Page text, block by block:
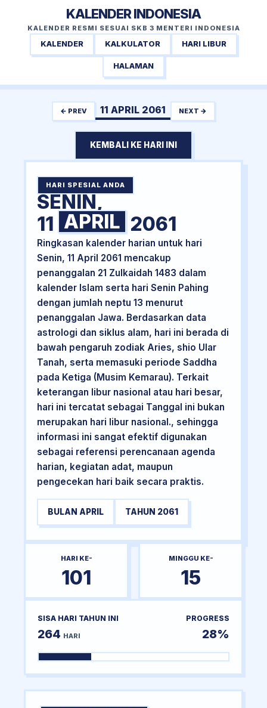
KALENDER INDONESIA
KALENDER RESMI SESUAI SKB 3 MENTERI INDONESIA
KALENDER KALKULATOR HARI LIBUR
HALAMAN
← PREV 11 APRIL 2061 NEXT →
KEMBALI KE HARI INI
HARI SPESIAL ANDA
SENIN,
11 APRIL 2061
Ringkasan kalender harian untuk hari
Senin, 11 April 2061 mencakup
penanggalan 21 Zulkaidah 1483 dalam
kalender Islam serta hari Senin Pahing
dengan jumlah neptu 13 menurut
penanggalan Jawa. Berdasarkan data
astrologi dan siklus alam, hari ini berada di
bawah pengaruh zodiak Aries, shio Ular
Tanah, serta memasuki periode Saddha
pada Ketiga (Musim Kemarau). Terkait
keterangan libur nasional atau hari besar,
hari ini tercatat sebagai Tanggal ini bukan
merupakan hari libur nasional., sehingga
informasi ini sangat efektif digunakan
sebagai referensi perencanaan agenda
harian, kegiatan adat, maupun
pengecekan hari baik secara praktis.
BULAN APRIL TAHUN 2061
HARI KE-
101
MINGGU KE-
15
SISA HARI TAHUN INI
264 HARI
PROGRESS
28%